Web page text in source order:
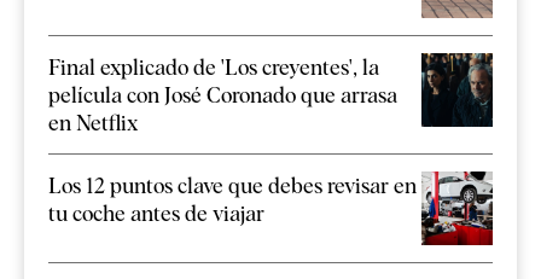
Final explicado de 'Los creyentes', la
película con José Coronado que arrasa
en Netflix
Los 12 puntos clave que debes revisar en
tu coche antes de viajar